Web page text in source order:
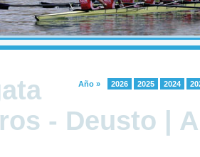
2026 2025 2024
Año »
- Deusto |